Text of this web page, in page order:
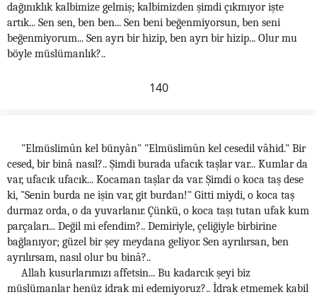
dağınıklık kalbimize gelmiş; kalbimizden şimdi çıkmıyor işte
artık... Sen sen, ben ben... Sen beni beğenmiyorsun, ben seni
beğenmiyorum... Sen ayrı bir hizip, ben ayrı bir hizip... Olur mu
böyle müslümanlık?..
140
"Elmüslimûn kel bünyân" "Elmüslimûn kel cesedil vâhid." Bir
cesed, bir binâ nasıl?.. Şimdi burada ufacık taşlar var... Kumlar da
var, ufacık ufacık... Kocaman taşlar da var. Şimdi o koca taş dese
ki, "Senin burda ne işin var, git burdan!" Gitti miydi, o koca taş
durmaz orda, o da yuvarlanır. Çünkü, o koca taşı tutan ufak kum
parçaları... Değil mi efendim?.. Demiriyle, çeliğiyle birbirine
bağlanıyor; güzel bir şey meydana geliyor. Sen ayrılırsan, ben
ayrılırsam, nasıl olur bu binâ?..
Allah kusurlarımızı affetsin... Bu kadarcık şeyi biz
müslümanlar henüz idrak mi edemiyoruz?.. İdrak etmemek kabil